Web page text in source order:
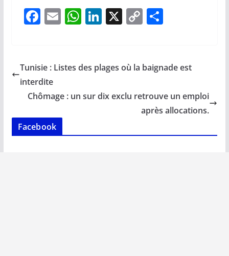
F
b
o
o
k
E
l
W
s
p
Li
e
n
X C
y
n
k
P
g
Tunisie : Listes des plages où la baignade est
interdite
Chômage : un sur dix exclu retrouve un emploi
après allocations.
Facebook